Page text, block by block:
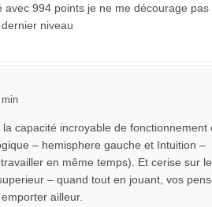
avec 994 points je ne me décourage pas
niveau
capacité incroyable de fonctionnement
– hemisphere gauche et Intuition –
en même temps). Et cerise sur le
– quand tout en jouant, vos
ailleur.